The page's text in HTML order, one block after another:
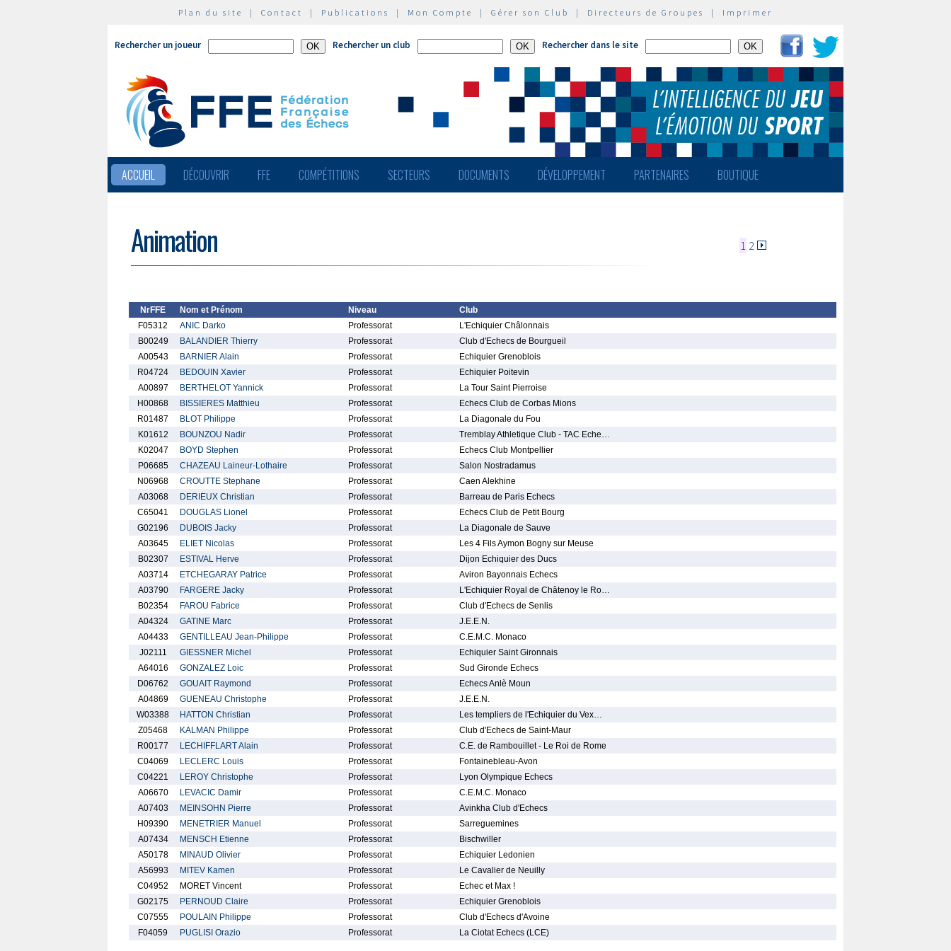
Plan du site | Contact | Publications | Mon Compte | Gérer son Club | Directeurs de Groupes | Imprimer
Rechercher un joueur Rechercher un club Rechercher dans le site
ACCUEIL DÉCOUVRIR FFE COMPÉTITIONS SECTEURS DOCUMENTS DÉVELOPPEMENT PARTENAIRES BOUTIQUE
Animation 1 2
NrFFE Nom et Prénom Niveau
Club
F05312
ANIC Darko Professorat
L'Echiquier Châlonnais
B00249
BALANDIER Thierry Professorat
Club d'Echecs de Bourgueil
A00543
BARNIER Alain Professorat
Echiquier Grenoblois
R04724
BEDOUIN Xavier Professorat
Echiquier Poitevin
A00897
BERTHELOT Yannick Professorat
La Tour Saint Pierroise
H00868
BISSIERES Matthieu Professorat
Echecs Club de Corbas Mions
R01487
BLOT Philippe Professorat
La Diagonale du Fou
K01612
BOUNZOU Nadir Professorat
Tremblay Athletique Club - TAC Eche…
K02047
BOYD Stephen Professorat
Echecs Club Montpellier
P06685
CHAZEAU Laineur-Lothaire Professorat
Salon Nostradamus
N06968
CROUTTE Stephane Professorat
Caen Alekhine
A03068
DERIEUX Christian Professorat
Barreau de Paris Echecs
C65041
DOUGLAS Lionel Professorat
Echecs Club de Petit Bourg
G02196
DUBOIS Jacky Professorat
La Diagonale de Sauve
A03645
ELIET Nicolas Professorat
Les 4 Fils Aymon Bogny sur Meuse
B02307
ESTIVAL Herve Professorat
Dijon Echiquier des Ducs
A03714
ETCHEGARAY Patrice Professorat
Aviron Bayonnais Echecs
A03790
FARGERE Jacky Professorat
L'Echiquier Royal de Châtenoy le Ro…
B02354
FAROU Fabrice Professorat
Club d'Echecs de Senlis
A04324
GATINE Marc Professorat
J.E.E.N.
A04433
GENTILLEAU Jean-Philippe Professorat
C.E.M.C. Monaco
J02111
GIESSNER Michel Professorat
Echiquier Saint Gironnais
A64016
GONZALEZ Loic Professorat
Sud Gironde Echecs
D06762
GOUAIT Raymond Professorat
Echecs Anlè Moun
A04869
GUENEAU Christophe Professorat
J.E.E.N.
W03388
HATTON Christian Professorat
Les templiers de l'Echiquier du Vex…
Z05468
KALMAN Philippe Professorat
Club d'Echecs de Saint-Maur
R00177
LECHIFFLART Alain Professorat
C.E. de Rambouillet - Le Roi de Rome
C04069
LECLERC Louis Professorat
Fontainebleau-Avon
C04221
LEROY Christophe Professorat
Lyon Olympique Echecs
A06670
LEVACIC Damir Professorat
C.E.M.C. Monaco
A07403
MEINSOHN Pierre Professorat
Avinkha Club d'Echecs
H09390
MENETRIER Manuel Professorat
Sarreguemines
A07434
MENSCH Etienne Professorat
Bischwiller
A50178
MINAUD Olivier Professorat
Echiquier Ledonien
A56993
MITEV Kamen Professorat
Le Cavalier de Neuilly
C04952
MORET Vincent Professorat
Echec et Max !
G02175
PERNOUD Claire Professorat
Echiquier Grenoblois
C07555
POULAIN Philippe Professorat
Club d'Echecs d'Avoine
F04059
PUGLISI Orazio Professorat La Ciotat Echecs (LCE)